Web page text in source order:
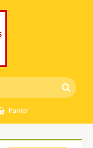
Panier